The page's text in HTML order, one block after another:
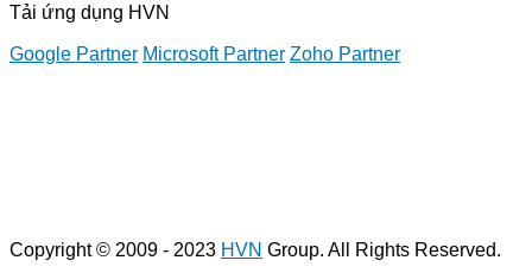
Tải ứng dụng HVN
Google Partner Microsoft Partner Zoho Partner
Copyright © 2009 - 2023 HVN Group. All Rights Reserved.